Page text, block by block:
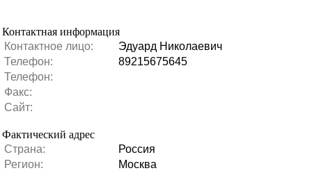
Контактная информация
Контактное лицо:
Эдуард Николаевич
Телефон:
89215675645
Телефон:
Факс:
Сайт:
Фактический адрес
Страна:
Россия
Регион:
Москва